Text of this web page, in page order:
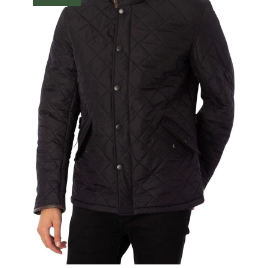
cordon en dentelle pour femme
avec poche, veste en jean sans
manches, veste en jean
boutonnée en V, veste en jean
sans manches, veste en jean
avec boutons, veste en jean
sans manches, veste en jean
avec zip, veste en jean
matelassée avec poches, veste
en jean sans manches unie,
veste en jean matelassée avec
capuche, gilet zippé d’hiver,
veste thermique réfléchissante
pour femme, veste en jean
matelassée pour femme, gilet
léger et compressible sans
manches, veste en jean pour
femme, veste en jean
matelassée, veste en jean plus
grande taille, gilet en jean avec
frange pour femme Vestes pour
femmes, veste d'été
décontractée, denim lavé
moyen, manches longues,
boutonnée, slim, veste en jean
avec col et poches pour dames,
filles, veste rembourrée
décontractée avec 2 poches
zippées, élégante veste de
motarde en cuir, veste zippée